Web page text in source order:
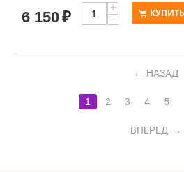
6 150₽
+
−
КУПИТЬ
НАЗАД
1 2 3 4 5
ВПЕРЕД